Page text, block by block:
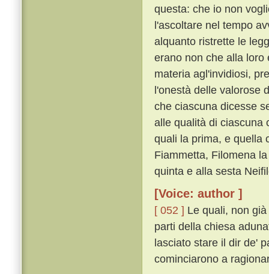
questa: che io non
l'ascoltare nel tempo
alquanto ristrette le
erano non che alla loro
materia agl'invidiosi,
l'onestà delle valorose
che ciascuna dicesse
alle qualità di ciascuna
quali la prima, e quella
Fiammetta, Filomena
quinta e alla sesta
[Voice: author ]
[ 052 ] Le quali, non
parti della chiesa
lasciato stare il dir de'
cominciarono a